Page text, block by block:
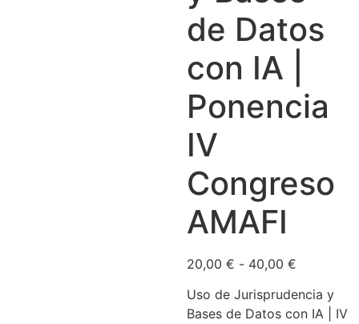
de Datos
con IA |
Ponencia
IV
Congreso
AMAFI
20,00 € - 40,00 €
Uso de Jurisprudencia y
Bases de Datos con IA | IV